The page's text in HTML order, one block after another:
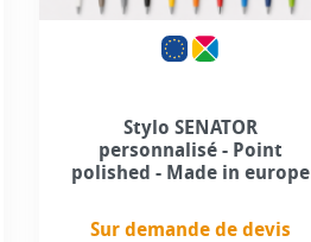
Stylo SENATOR
personnalisé - Point
polished - Made in europe
Sur demande de devis